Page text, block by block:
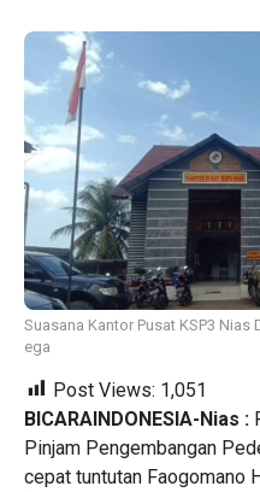
Suasana Kantor Pusat KSP3
ega
Post Views: 1,051
BICARAINDONESIA-Nias :
Pinjam Pengembangan
cepat tuntutan Faogomano